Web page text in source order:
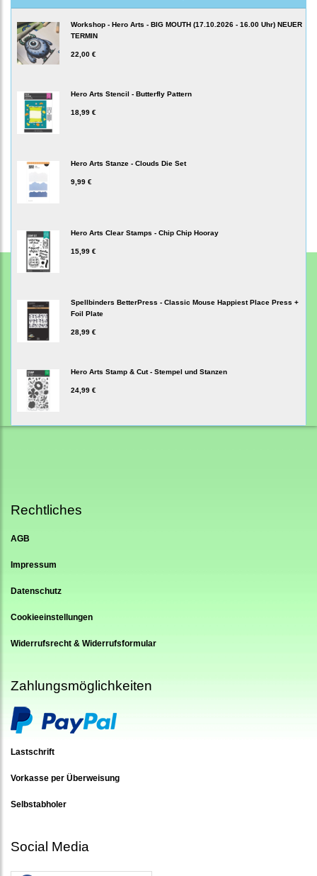
Workshop - Hero Arts - BIG MOUTH (17.10.2026 - 16.00 Uhr) NEUER
TERMIN
22,00 €
Hero Arts Stencil - Butterfly Pattern
18,99 €
Hero Arts Stanze - Clouds Die Set
9,99 €
Hero Arts Clear Stamps - Chip Chip Hooray
15,99 €
Spellbinders BetterPress - Classic Mouse Happiest Place Press +
Foil Plate
28,99 €
Hero Arts Stamp & Cut - Stempel und Stanzen
24,99 €
Rechtliches
AGB
Impressum
Datenschutz
Cookieeinstellungen
Widerrufsrecht & Widerrufsformular
Zahlungsmöglichkeiten
Lastschrift
Vorkasse per Überweisung
Selbstabholer
Social Media